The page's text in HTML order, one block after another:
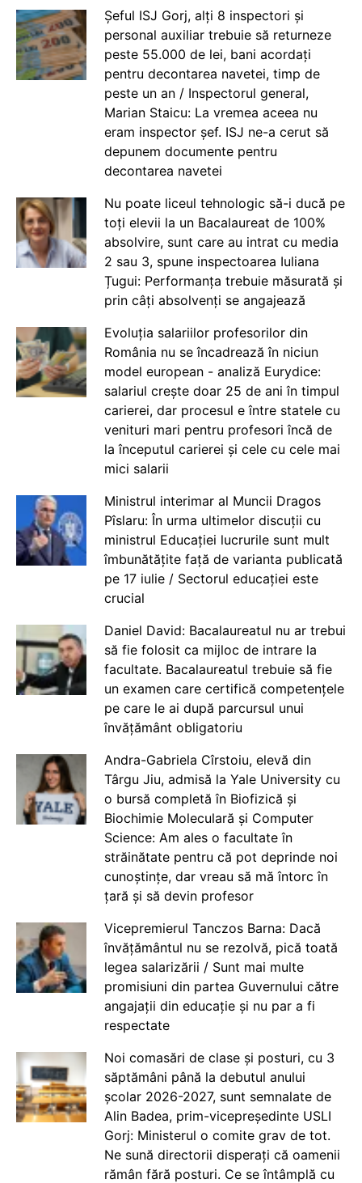
Șeful ISJ Gorj, alți 8 inspectori și
personal auxiliar trebuie să returneze
peste 55.000 de lei, bani acordați
pentru decontarea navetei, timp de
peste un an / Inspectorul general,
Marian Staicu: La vremea aceea nu
eram inspector șef. ISJ ne-a cerut să
depunem documente pentru
decontarea navetei
Nu poate liceul tehnologic să-i ducă pe
toți elevii la un Bacalaureat de 100%
absolvire, sunt care au intrat cu media
2 sau 3, spune inspectoarea Iuliana
Țugui: Performanța trebuie măsurată și
prin câți absolvenți se angajează
Evoluția salariilor profesorilor din
România nu se încadrează în niciun
model european - analiză Eurydice:
salariul crește doar 25 de ani în timpul
carierei, dar procesul e între statele cu
venituri mari pentru profesori încă de
la începutul carierei și cele cu cele mai
mici salarii
Ministrul interimar al Muncii Dragos
Pîslaru: În urma ultimelor discuții cu
ministrul Educației lucrurile sunt mult
îmbunătățite față de varianta publicată
pe 17 iulie / Sectorul educației este
crucial
Daniel David: Bacalaureatul nu ar trebui
să fie folosit ca mijloc de intrare la
facultate. Bacalaureatul trebuie să fie
un examen care certifică competențele
pe care le ai după parcursul unui
învățământ obligatoriu
Andra-Gabriela Cîrstoiu, elevă din
Târgu Jiu, admisă la Yale University cu
o bursă completă în Biofizică și
Biochimie Moleculară și Computer
Science: Am ales o facultate în
străinătate pentru că pot deprinde noi
cunoștințe, dar vreau să mă întorc în
țară și să devin profesor
Vicepremierul Tanczos Barna: Dacă
învățământul nu se rezolvă, pică toată
legea salarizării / Sunt mai multe
promisiuni din partea Guvernului către
angajații din educație și nu par a fi
respectate
Noi comasări de clase și posturi, cu 3
săptămâni până la debutul anului
școlar 2026-2027, sunt semnalate de
Alin Badea, prim-vicepreședinte USLI
Gorj: Ministerul o comite grav de tot.
Ne sună directorii disperați că oamenii
rămân fără posturi. Ce se întâmplă cu